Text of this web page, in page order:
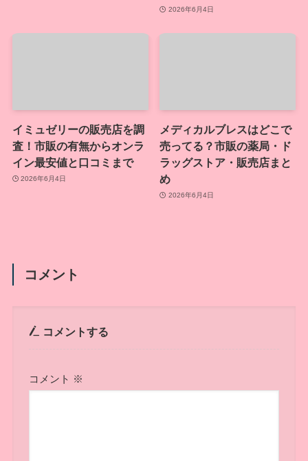
2026年6月4日
イミュゼリーの販売店を調
査！市販の有無からオンラ
イン最安値と口コミまで
2026年6月4日
メディカルブレスはどこで
売ってる？市販の薬局・ド
ラッグストア・販売店まと
め
2026年6月4日
コメント
コメントする
コメント ※